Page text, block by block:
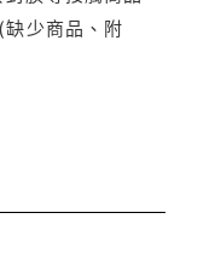
少商品、附